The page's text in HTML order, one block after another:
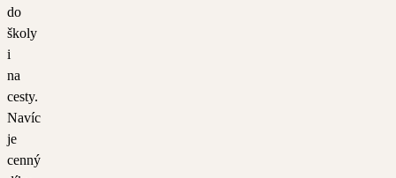
do
školy
i
na
cesty.
Navíc
je
cenný